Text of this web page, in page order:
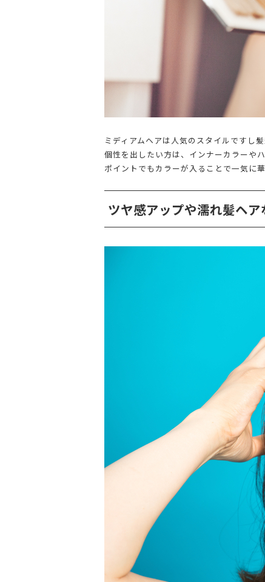
ミディアムヘアは人気のスタイルですし
個性を出したい方は、インナーカラーや
ポイントでもカラーが入ることで一気に
ツヤ感アップや濡れ髪ヘ